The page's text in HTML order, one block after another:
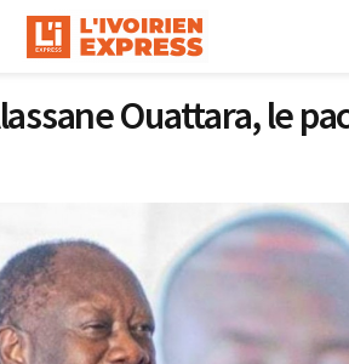
Ouattara, le